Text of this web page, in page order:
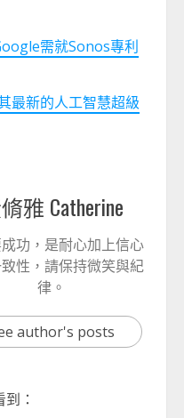
需就Sonos專利
最新的人工智慧超級
雅 Catherine
功，是耐心加上信心
性，請保持微笑與紀
律。
author's posts
：